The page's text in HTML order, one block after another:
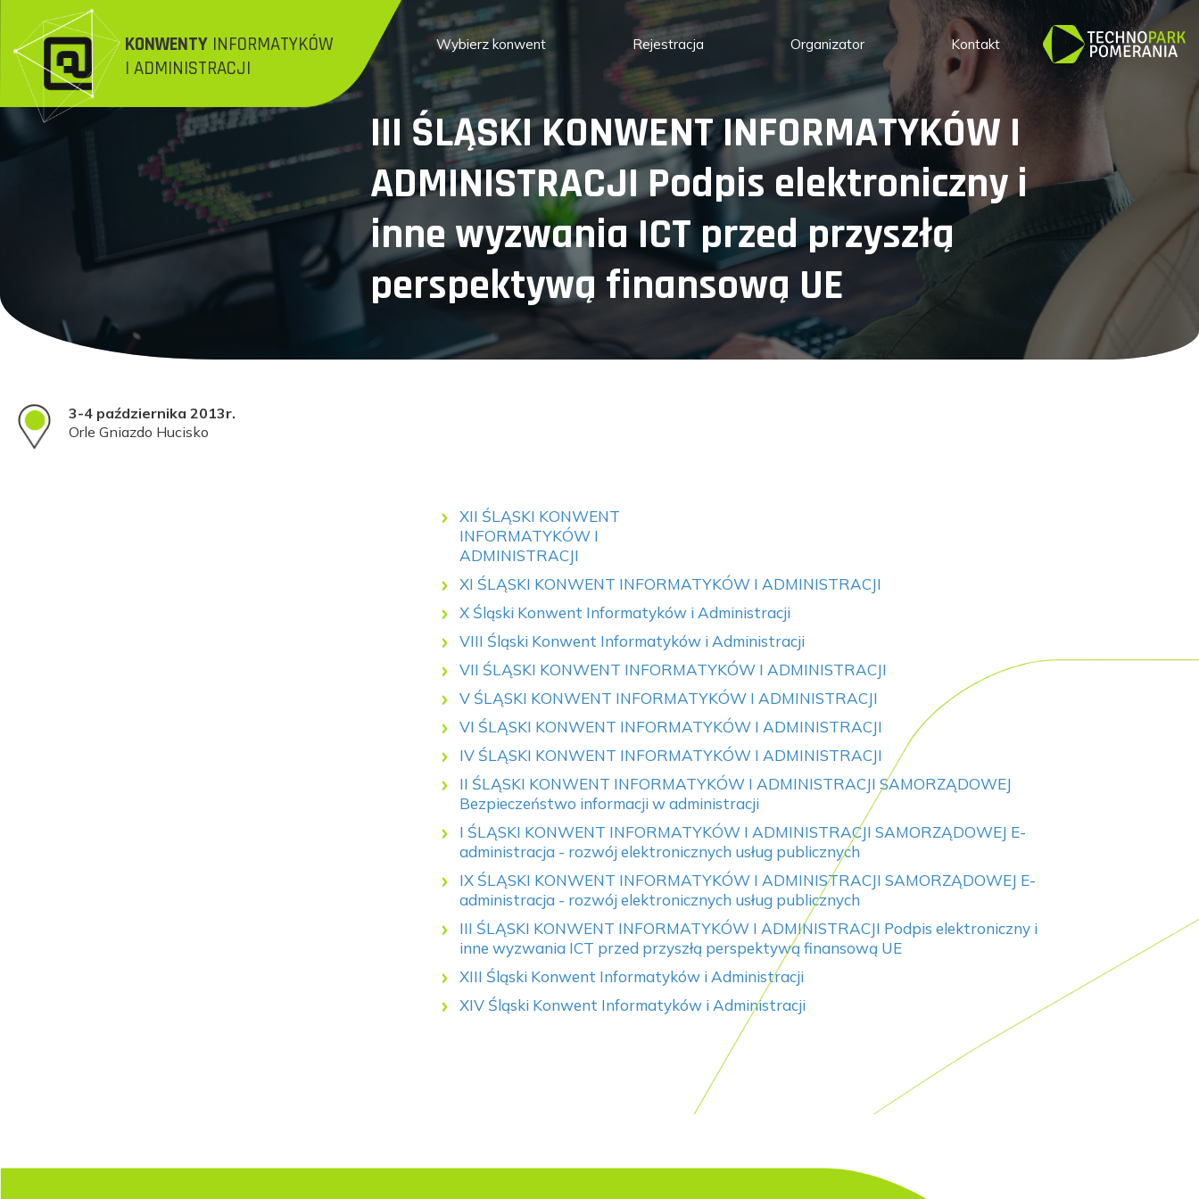
KONWENTY INFORMATYKÓW
I ADMINISTRACJI
Wybierz konwent Rejestracja Organizator Kontakt
III ŚLĄSKI KONWENT INFORMATYKÓW I
ADMINISTRACJI Podpis elektroniczny i
inne wyzwania ICT przed przyszłą
perspektywą finansową UE
3-4 października 2013r.
Orle Gniazdo Hucisko
XII ŚLĄSKI KONWENT
INFORMATYKÓW I
ADMINISTRACJI
XI ŚLĄSKI KONWENT INFORMATYKÓW I ADMINISTRACJI
X Śląski Konwent Informatyków i Administracji
VIII Śląski Konwent Informatyków i Administracji
VII ŚLĄSKI KONWENT INFORMATYKÓW I ADMINISTRACJI
V ŚLĄSKI KONWENT INFORMATYKÓW I ADMINISTRACJI
VI ŚLĄSKI KONWENT INFORMATYKÓW I ADMINISTRACJI
IV ŚLĄSKI KONWENT INFORMATYKÓW I ADMINISTRACJI
II ŚLĄSKI KONWENT INFORMATYKÓW I ADMINISTRACJI SAMORZĄDOWEJ
Bezpieczeństwo informacji w administracji
I ŚLĄSKI KONWENT INFORMATYKÓW I ADMINISTRACJI SAMORZĄDOWEJ E-
administracja - rozwój elektronicznych usług publicznych
IX ŚLĄSKI KONWENT INFORMATYKÓW I ADMINISTRACJI SAMORZĄDOWEJ E-
administracja - rozwój elektronicznych usług publicznych
III ŚLĄSKI KONWENT INFORMATYKÓW I ADMINISTRACJI Podpis elektroniczny i
inne wyzwania ICT przed przyszłą perspektywą finansową UE
XIII Śląski Konwent Informatyków i Administracji
XIV Śląski Konwent Informatyków i Administracji